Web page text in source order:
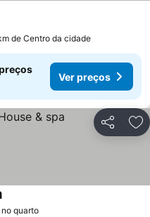
de Centro da cidade
Ver preços
Partilhar
quarto